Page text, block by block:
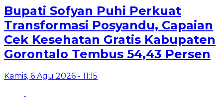
Bupati Sofyan Puhi Perkuat
Transformasi Posyandu, Capaian
Cek Kesehatan Gratis Kabupaten
Gorontalo Tembus 54,43 Persen
Kamis, 6 Agu 2026 - 11:15